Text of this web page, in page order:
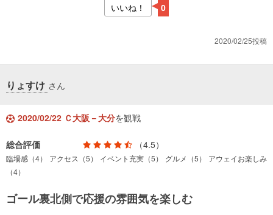
いいね！ 0
2020/02/25投稿
りょすけ さん
2020/02/22 Ｃ大阪－大分を観戦
総合評価 （4.5）
臨場感（4） アクセス（5） イベント充実（5） グルメ（5）
アウェイお楽しみ
（4）
ゴール裏北側で応援の雰囲気を楽しむ